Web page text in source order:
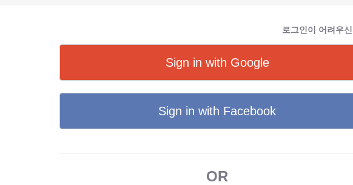
로그인이 어려우
Sign in with Google
Sign in with Facebook
OR